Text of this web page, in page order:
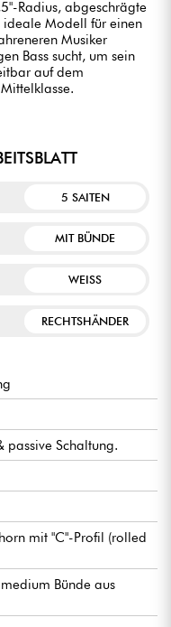
Radius, abgeschrägte
ideale Modell für einen
Musiker
Bass sucht, um sein
auf dem
5 SAITEN
MIT BÜNDE
WEISS
RECHTSHÄNDER
passive Schaltung.
mit "C"-Profil (rolled
Bünde aus